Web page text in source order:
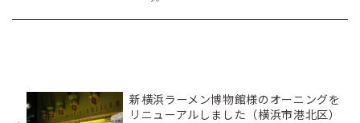
新横浜ラーメン博物館様のオーニングを
リニューアルしました（横浜市港北区）